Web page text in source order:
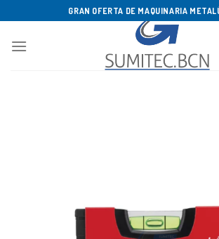
al
contenido
GRAN OFERTA DE MAQUINARIA